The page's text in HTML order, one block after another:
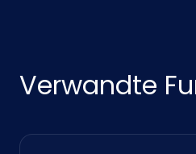
Verwandte